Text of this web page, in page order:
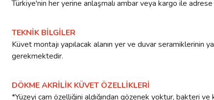
Türkiye'nin her yerine anlaşmalı ambar veya kargo ile
TEKNİK BİLGİLER
Küvet montajı yapılacak alanın yer ve duvar seramiklerinin
gerekmektedir.
DÖKME AKRİLİK KÜVET ÖZELLİKLERİ
*Yüzeyi cam özelliğini aldığından gözenek yoktur, bakteri ve